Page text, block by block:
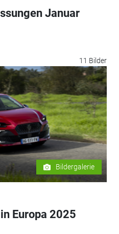
Januar
11 Bilder
Bildergalerie
Europa 2025